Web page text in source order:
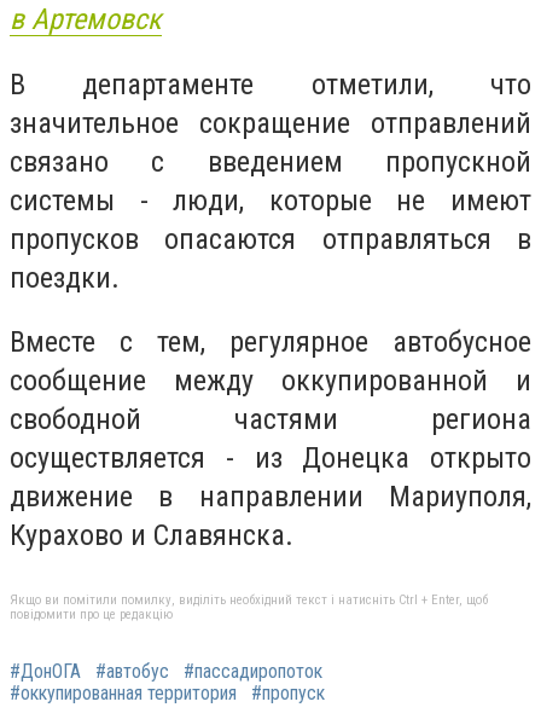
в Артемовск
В департаменте отметили, что
значительное сокращение отправлений
связано с введением пропускной
системы - люди, которые не имеют
пропусков опасаются отправляться в
поездки.
Вместе с тем, регулярное автобусное
сообщение между оккупированной и
свободной частями региона
осуществляется - из Донецка открыто
движение в направлении Мариуполя,
Курахово и Славянска.
Якщо ви помітили помилку, виділіть необхідний текст і натисніть Ctrl + Enter, щоб
повідомити про це редакцію
#ДонОГА #автобус
#пассадиропоток
#оккупированная территория
#пропуск